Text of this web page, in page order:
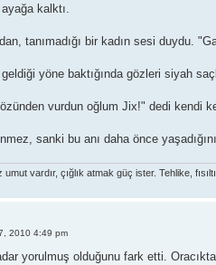
kalktı.
tanımadığı bir kadın sesi duydu.
yöne baktığında gözleri siyah
vurdun oğlum Jix!" dedi kendi
sanki bu anı daha önce
vardır, çığlık atmak güç ister. Tehlike,
2010 4:49 pm
yorulmuş olduğunu fark etti.